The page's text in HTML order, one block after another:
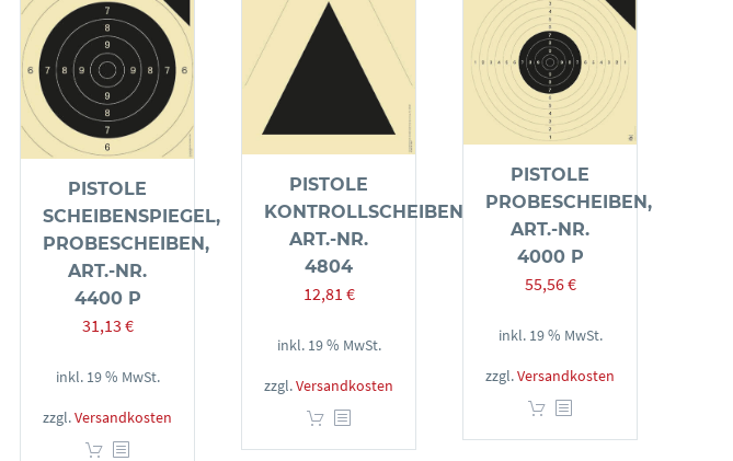
PISTOLE
SCHEIBENSPIEGEL,
PROBESCHEIBEN,
ART.-NR.
4400 P
31,13 €
inkl. 19 % MwSt.
zzgl.Versandkosten
PISTOLE
KONTROLLSCHEIBEN,
ART.-NR.
4804
12,81 €
inkl. 19 % MwSt.
zzgl.Versandkosten
PISTOLE
PROBESCHEIBEN,
ART.-NR.
4000 P
55,56€
inkl. 19 % MwSt.
zzgl.Versandkosten